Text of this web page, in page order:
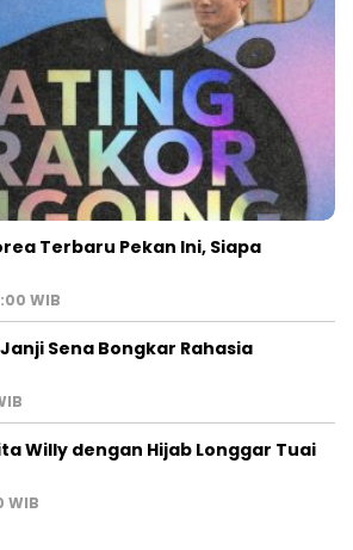
Terbaru Pekan Ini, Siapa
WIB
Sena Bongkar Rahasia
Willy dengan Hijab Longgar Tuai
WIB